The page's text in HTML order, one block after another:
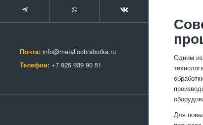
Почта: info@metalloobrabotka.ru
Телефон: +7 925 939 90 51
Одним
Для